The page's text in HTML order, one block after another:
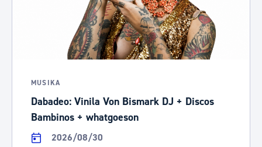
MUSIKA
Dabadeo: Vinila Von Bismark DJ + Discos
Bambinos + whatgoeson
2026/08/30